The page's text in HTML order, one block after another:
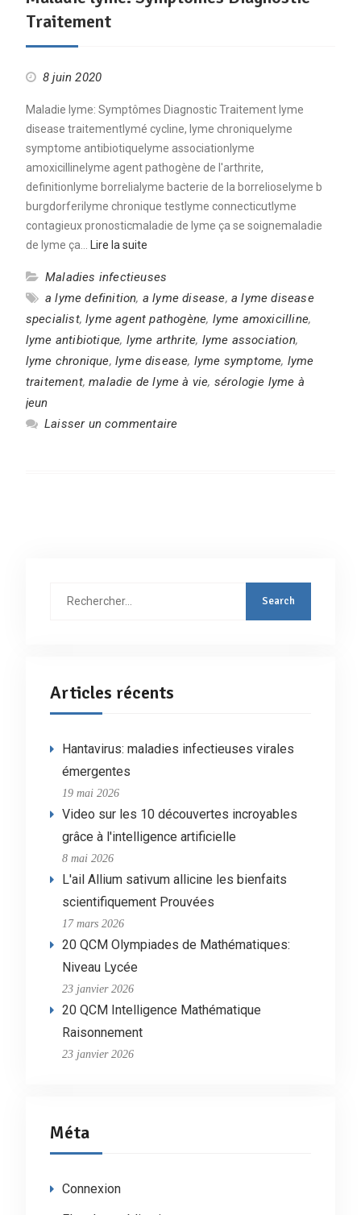
Traitement
8 juin 2020
Maladie lyme: Symptômes Diagnostic Traitement lyme
disease traitementlymé cycline, lyme chroniquelyme
symptome antibiotiquelyme associationlyme
amoxicillinelyme agent pathogène de l'arthrite,
definitionlyme borrelialyme bacterie de la borrelioselyme b
burgdorferilyme chronique testlyme connecticutlyme
contagieux pronosticmaladie de lyme ça se soignemaladie
de lyme ça…
Lire la suite
Maladies infectieuses
a lyme definition, a lyme disease, a lyme disease
specialist,lyme agent pathogène, lyme amoxicilline,
lyme antibiotique, lyme arthrite, lyme association,
lyme chronique, lyme disease, lyme symptome, lyme
traitement,maladie de lyme à vie, sérologie lyme à
jeun
Laisser un commentaire
Articles récents
Hantavirus: maladies infectieuses virales
émergentes
19 mai 2026
Video sur les 10 découvertes incroyables
grâce à l'intelligence artificielle
8 mai 2026
L'ail Allium sativum allicine les bienfaits
scientifiquement Prouvées
17 mars 2026
20 QCM Olympiades de Mathématiques:
Niveau Lycée
23 janvier 2026
20 QCM Intelligence Mathématique
Raisonnement
23 janvier 2026
Méta
Connexion